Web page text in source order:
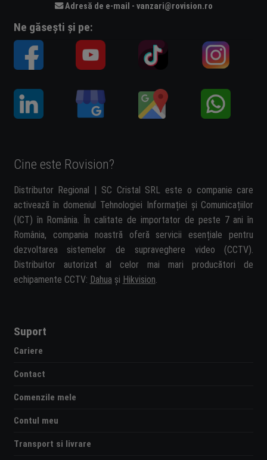
Adresă de e-mail - vanzari@rovision.ro
Ne găsești și pe:
Cine este Rovision?
Distributor Regional | SC Cristal SRL este o companie care
activează în domeniul Tehnologiei Informației și Comunicațiilor
(ICT) în România. În calitate de importator de peste 7 ani în
România, compania noastră oferă servicii esențiale pentru
dezvoltarea sistemelor de supraveghere video (CCTV).
Distribuitor autorizat al celor mai mari producători de
echipamente CCTV: Dahua și Hikvision.
Suport
Cariere
Contact
Comenzile mele
Contul meu
Transport si livrare